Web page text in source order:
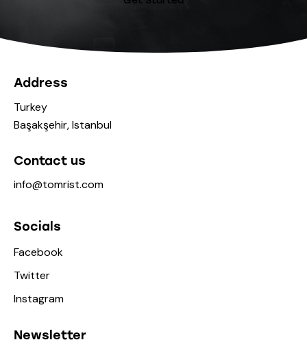
Address
Turkey
Başakşehir, Istanbul
Contact us
info@tomrist.com
Socials
Facebook
Twitter
Instagram
Newsletter